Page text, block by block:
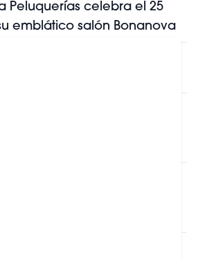
Peluquerías celebra el 25
emblático salón Bonanova
lo que cambia en
Agosto 2026
del cuidado capilar:
por el consumo en
Beauty Salon
2027 incorporan
en peluquería
el lanzamiento que